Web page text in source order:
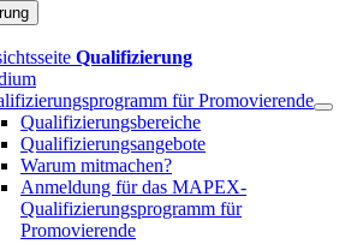
Qualifizierung
für Promovierende
Qualifizierungsbereiche
Qualifizierungsangebote
Warum mitmachen?
Anmeldung für das MAPEX-
Qualifizierungsprogramm für
Promovierende